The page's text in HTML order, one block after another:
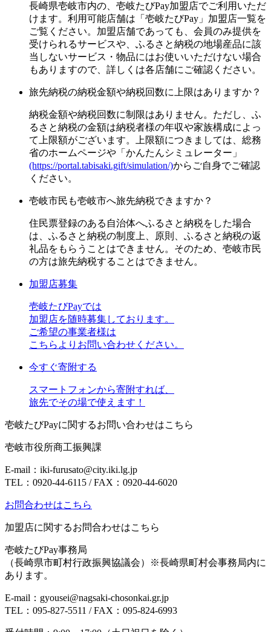
長崎県壱岐市内の、壱岐たびPay加盟店でご利用いただ
けます。利用可能店舗は「壱岐たびPay」加盟店一覧を
ご覧ください。加盟店舗であっても、会員のみ提供を
受けられるサービスや、ふるさと納税の地場産品に該
当しないサービス・物品にはお使いいただけない場合
もありますので、詳しくは各店舗にご確認ください。
旅先納税の納税金額や納税回数に上限はありますか？
納税金額や納税回数に制限はありません。ただし、ふ
るさと納税の金額は納税者様の年収や家族構成によっ
て上限額がございます。上限額につきましては、総務
省のホームページや「かんたんシミュレーター」
(https://portal.tabisaki.gift/simulation/)からご自身でご確認
ください。
壱岐市民も壱岐市へ旅先納税できますか？
住民票登録のある自治体へふるさと納税をした場合
は、ふるさと納税の制度上、原則、ふるさと納税の返
礼品をもらうことはできません。そのため、壱岐市民
の方は旅先納税することはできません。
加盟店募集
壱岐たびPayでは
加盟店を随時募集しております。
ご希望の事業者様は
こちらよりお問い合わせください。
今すぐ寄附する
スマートフォンから寄附すれば、
旅先でその場で使えます！
壱岐たびPayに関するお問い合わせはこちら
壱岐市役所商工振興課
E-mail：iki-furusato@city.iki.lg.jp
TEL：0920-44-6115 / FAX：0920-44-6020
お問合わせはこちら
加盟店に関するお問合わせはこちら
壱岐たびPay事務局
（長崎県市町村行政振興協議会）
※長崎県町村会事務局内に
あります。
E-mail：gyousei@nagsaki-chosonkai.gr.jp
TEL：095-827-5511 / FAX：095-824-6993